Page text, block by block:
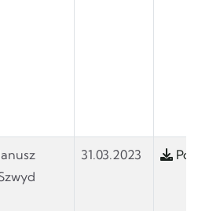
31.03.2023